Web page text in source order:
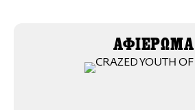
ΑΦΙΕΡΩΜΑ